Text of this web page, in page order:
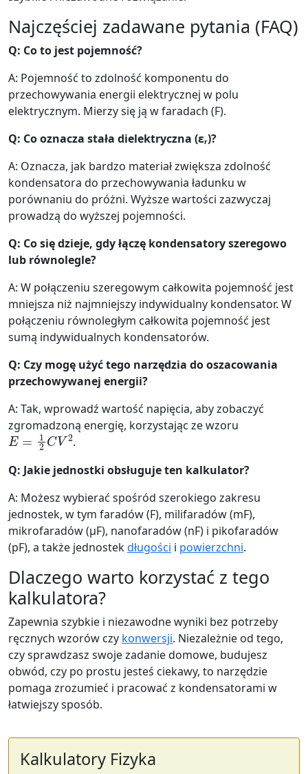
Najczęściej zadawane pytania (FAQ)
Q: Co to jest pojemność?
A: Pojemność to zdolność komponentu do
przechowywania energii elektrycznej w polu
elektrycznym. Mierzy się ją w faradach (F).
Q: Co oznacza stała dielektryczna (εᵣ)?
A: Oznacza, jak bardzo materiał zwiększa zdolność
kondensatora do przechowywania ładunku w
porównaniu do próżni. Wyższe wartości zazwyczaj
prowadzą do wyższej pojemności.
Q: Co się dzieje, gdy łączę kondensatory szeregowo
lub równolegle?
A: W połączeniu szeregowym całkowita pojemność jest
mniejsza niż najmniejszy indywidualny kondensator. W
połączeniu równoległym całkowita pojemność jest
sumą indywidualnych kondensatorów.
Q: Czy mogę użyć tego narzędzia do oszacowania
przechowywanej energii?
A: Tak, wprowadź wartość napięcia, aby zobaczyć
zgromadzoną energię, korzystając ze wzoru
E=12CV2
.
Q: Jakie jednostki obsługuje ten kalkulator?
A: Możesz wybierać spośród szerokiego zakresu
jednostek, w tym faradów (F), milifaradów (mF),
mikrofaradów (μF), nanofaradów (nF) i pikofaradów
(pF), a także jednostekdługości i powierzchni.
Dlaczego warto korzystać z tego
kalkulatora?
Zapewnia szybkie i niezawodne wyniki bez potrzeby
ręcznych wzorów czy konwersji. Niezależnie od tego,
czy sprawdzasz swoje zadanie domowe, budujesz
obwód, czy po prostu jesteś ciekawy, to narzędzie
pomaga zrozumieć i pracować z kondensatorami w
łatwiejszy sposób.
Kalkulatory Fizyka